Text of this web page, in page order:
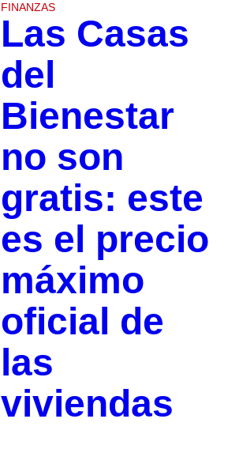
FINANZAS
Las Casas
del
Bienestar
no son
gratis: este
es el precio
máximo
oficial de
las
viviendas